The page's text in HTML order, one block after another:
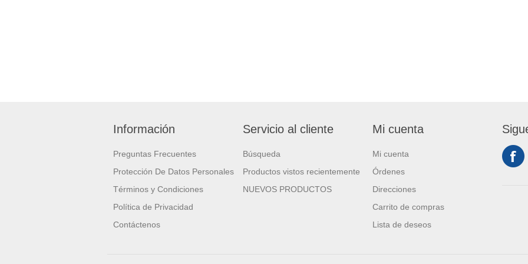
Información
Preguntas Frecuentes
Protección De Datos Personales
Términos y Condiciones
Política de Privacidad
Contáctenos
Servicio al cliente
Búsqueda
Productos vistos recientemente
NUEVOS PRODUCTOS
Mi cuenta
Mi cuenta
Órdenes
Direcciones
Carrito de compras
Lista de deseos